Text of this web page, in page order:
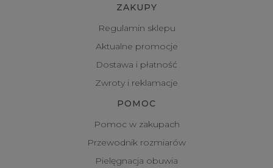
ZAKUPY
Regulamin sklepu
Aktualne promocje
Dostawa i płatność
Zwroty i reklamacje
POMOC
Pomoc w zakupach
Przewodnik rozmiarów
Pielęgnacja obuwia